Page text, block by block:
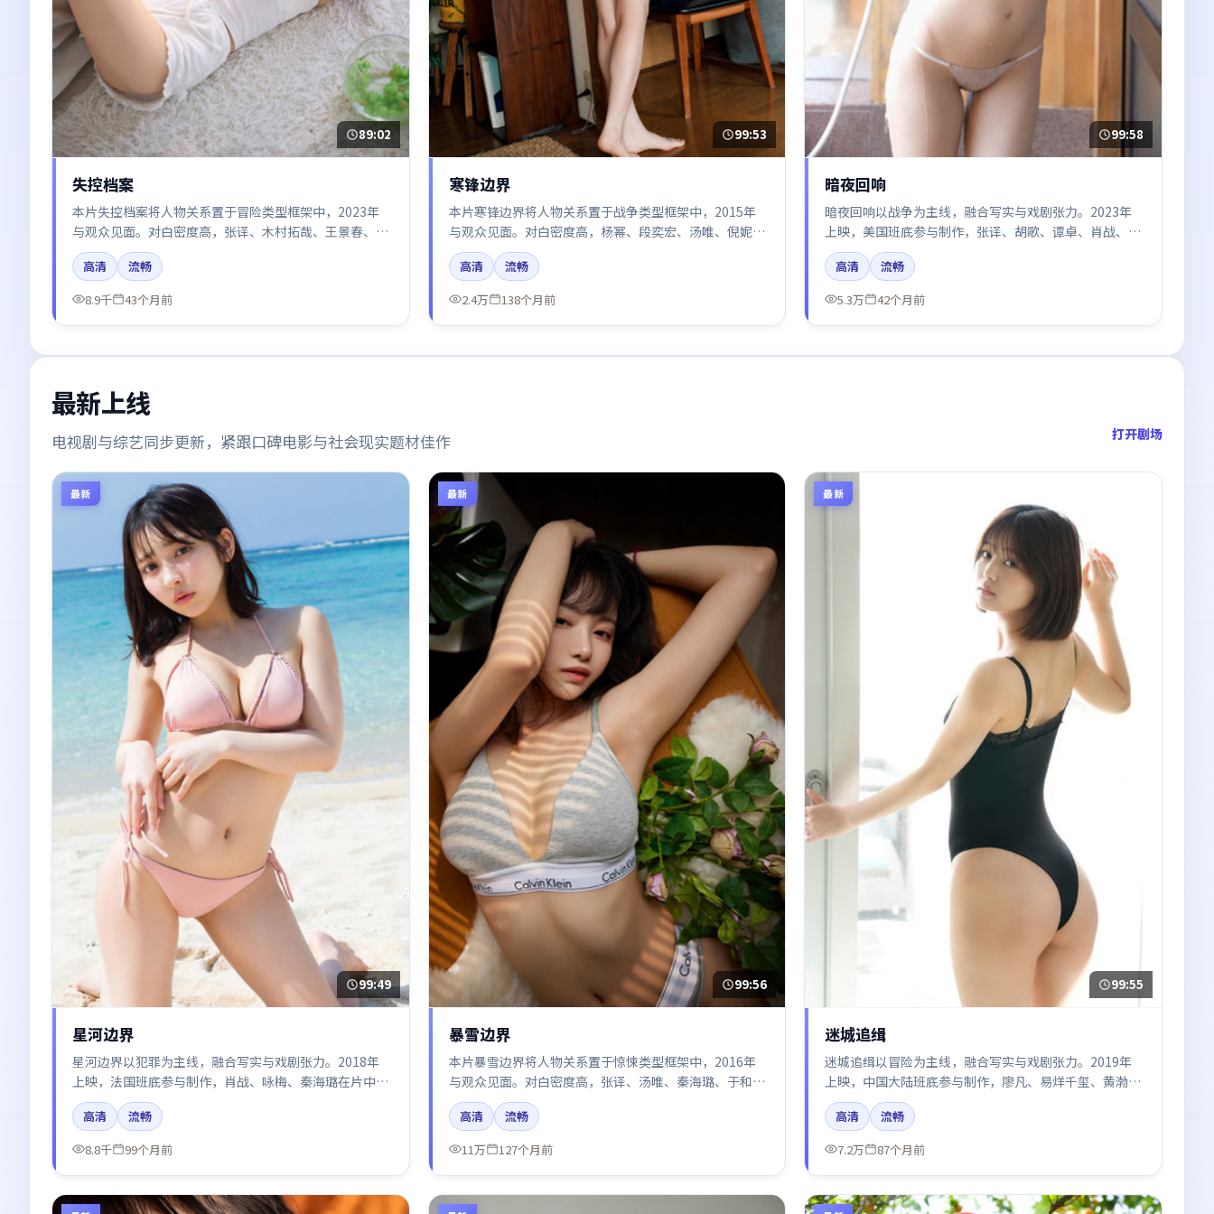
89:02
失控档案
本片失控档案将人物关系置于冒险类型框架中，2023年
与观众见面。对白密度高，张译、木村拓哉、王景春、谭
卓、河正宇的台词节奏值得关注；整体气质偏中国香港都
市与冷色调摄影。
高清
流畅
8.9千
43个月前
99:53
寒锋边界
本片寒锋边界将人物关系置于战争类型框架中，2015年
与观众见面。对白密度高，杨幂、段奕宏、汤唯、倪妮的
台词节奏值得关注；整体气质偏英国都市与冷色调摄影。
高清
流畅
2.4万
138个月前
99:58
暗夜回响
暗夜回响以战争为主线，融合写实与戏剧张力。2023年
上映，美国班底参与制作，张译、胡歌、谭卓、肖战、周
冬雨在片中呈现细腻表演，影像风格统一，配乐与剪辑强
化了情绪曲线。
高清
流畅
5.3万
42个月前
最新上线
电视剧与综艺同步更新，紧跟口碑电影与社会现实题材佳作 打开剧场
最新
99:49
星河边界
星河边界以犯罪为主线，融合写实与戏剧张力。2018年
上映，法国班底参与制作，肖战、咏梅、秦海璐在片中呈
现细腻表演，影像风格统一，配乐与剪辑强化了情绪曲
线。
高清
流畅
8.8千
99个月前
最新
99:56
暴雪边界
本片暴雪边界将人物关系置于惊悚类型框架中，2016年
与观众见面。对白密度高，张译、汤唯、秦海璐、于和伟
的台词节奏值得关注；整体气质偏美国都市与冷色调摄
影。
高清
流畅
11万
127个月前
最新
99:55
迷城追缉
迷城追缉以冒险为主线，融合写实与戏剧张力。2019年
上映，中国大陆班底参与制作，廖凡、易烊千玺、黄渤、
王景春、咏梅在片中呈现细腻表演，影像风格统一，配乐
与剪辑强化了情绪曲线。
高清
流畅
7.2万
87个月前